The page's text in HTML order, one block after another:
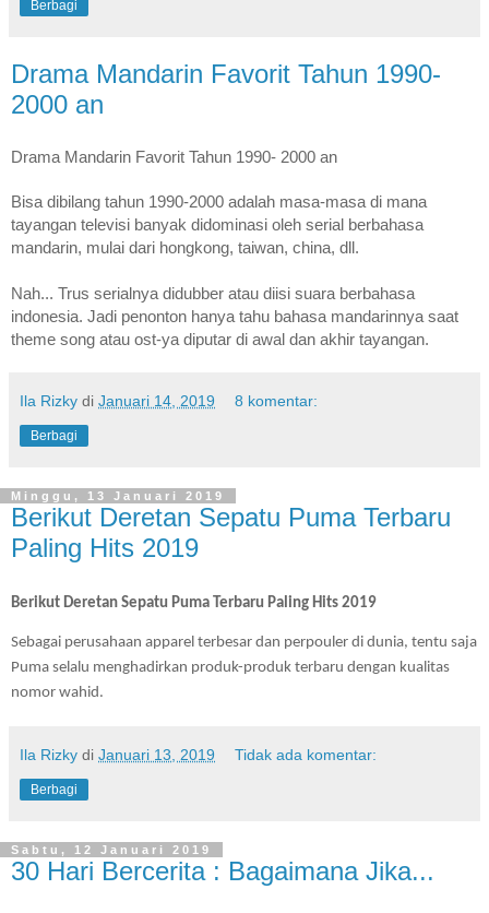
Berbagi
Drama Mandarin Favorit Tahun 1990-
2000 an
Drama Mandarin Favorit Tahun 1990- 2000 an
Bisa dibilang tahun 1990-2000 adalah masa-masa di mana
tayangan televisi banyak didominasi oleh serial berbahasa
mandarin, mulai dari hongkong, taiwan, china, dll.
Nah... Trus serialnya didubber atau diisi suara berbahasa
indonesia. Jadi penonton hanya tahu bahasa mandarinnya saat
theme song atau ost-ya diputar di awal dan akhir tayangan.
Ila Rizky di Januari 14, 2019 8 komentar:
Berbagi
Minggu, 13 Januari 2019
Berikut Deretan Sepatu Puma Terbaru
Paling Hits 2019
Berikut Deretan Sepatu Puma Terbaru Paling Hits 2019
Sebagai perusahaan apparel terbesar dan perpouler di dunia, tentu saja
Puma selalu menghadirkan produk-produk terbaru dengan kualitas
nomor wahid.
Ila Rizky di Januari 13, 2019 Tidak ada komentar:
Berbagi
Sabtu, 12 Januari 2019
30 Hari Bercerita : Bagaimana Jika...